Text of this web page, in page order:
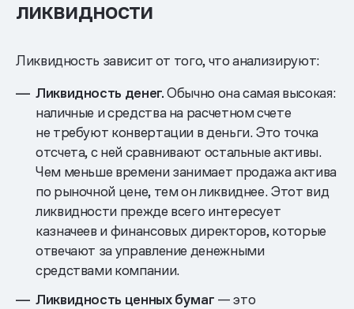
ликвидности
Ликвидность зависит от того, что анализируют:
Ликвидность денег.Обычно она самая высокая:
наличные и средства на расчетном счете
не требуют конвертации в деньги. Это точка
отсчета, с ней сравнивают остальные активы.
Чем меньше времени занимает продажа актива
по рыночной цене, тем он ликвиднее. Этот вид
ликвидности прежде всего интересует
казначеев и финансовых директоров, которые
отвечают за управление денежными
средствами компании.
Ликвидность ценных бумаг — это